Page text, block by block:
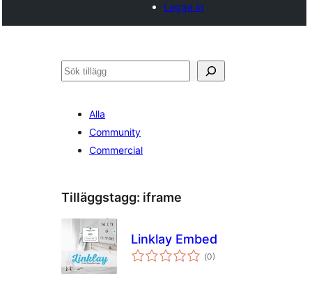
Logga in
Sök
Alla
Community
Commercial
Tilläggstagg: iframe
Linklay Embed
(Totalt
antal
0)